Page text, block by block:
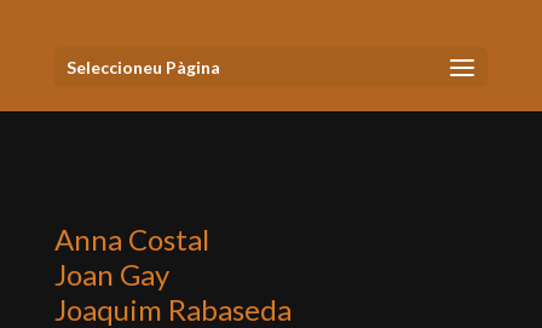
Seleccioneu Pàgina
Anna Costal
Joan Gay
Joaquim Rabaseda